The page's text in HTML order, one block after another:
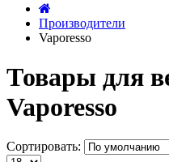
Производители
Vaporesso
Товары для
Vaporesso
Сортировать: